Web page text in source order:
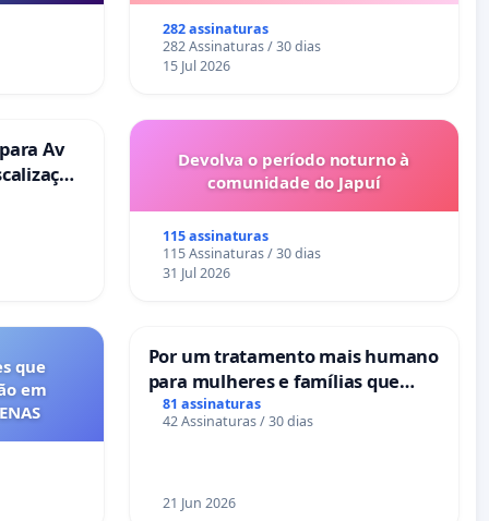
282 assinaturas
282 Assinaturas / 30 dias
15 Jul 2026
Av
Devolva o período noturno à
comunidade do Japuí
115 assinaturas
115 Assinaturas / 30 dias
31 Jul 2026
que
em
Por um tratamento mais humano
para mulheres e famílias que
sofrem uma perda gestacional
nos hospitais portugueses
81 assinaturas
42 Assinaturas / 30 dias
21 Jun 2026